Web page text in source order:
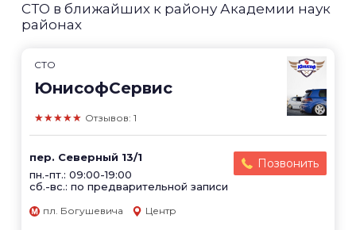
СТО в ближайших к району Академии наук
районах
СТО
ЮнисофСервис
★★★★★ Отзывов: 1
пер. Северный 13/1
пн.-пт.: 09:00-19:00
сб.-вс.: по предварительной записи
Позвонить
пл. Богушевича Центр